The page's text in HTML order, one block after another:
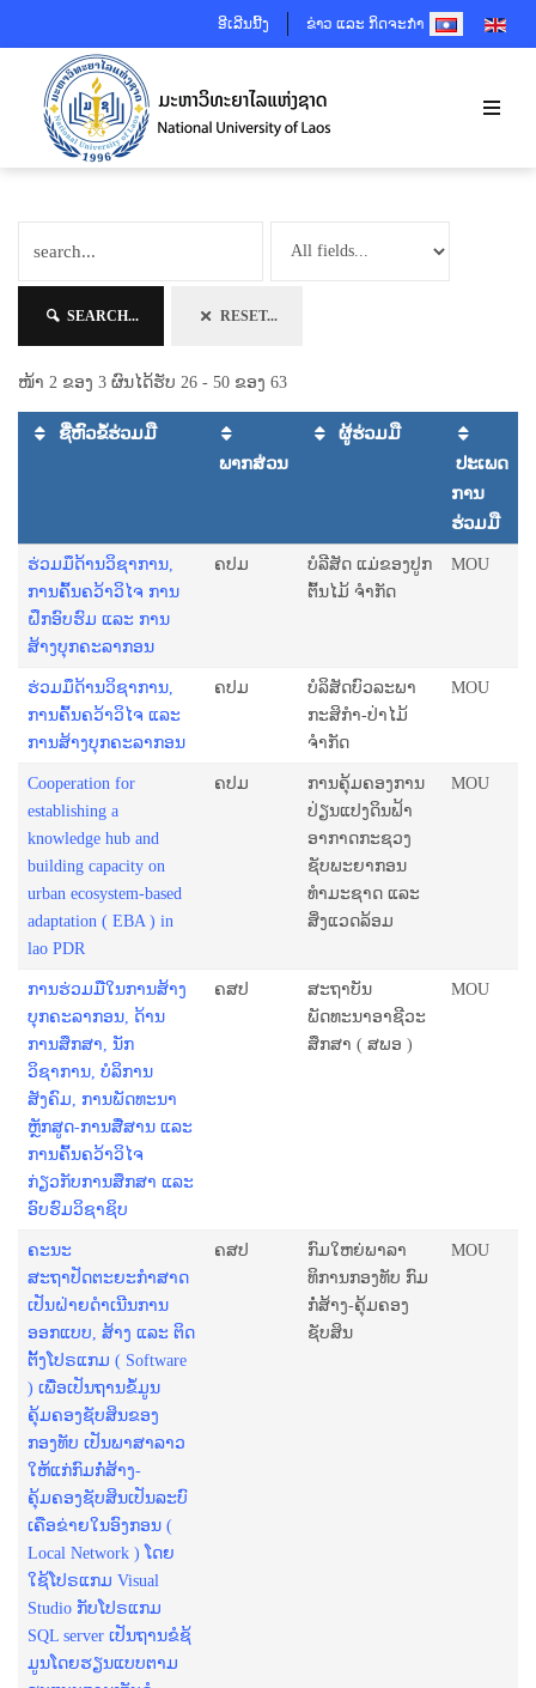
ອີເລີນນີ້ງ ຂ່າວ ແລະ ກິດຈະກຳSELECT YOUR
SEARCH... RESET...
ໜ້າ 2 ຂອງ 3 ຜົນໄດ້ຮັບ 26 - 50 ຂອງ 63
ຊື່ຫົວຂໍ້ຮ່ວມມື
ພາກສ່ວນ
ຜູ້ຮ່ວມມື
ປະເພດ
ການ
ຮ່ວມມື
ຮ່ວມມຶດ້ານວິຊາການ,
ການຄົ້ນຄວ້າວິໄຈ ການ
ຝຶກອົບຮົມ ແລະ ການ
ສ້າງບຸກຄະລາກອນ
ຄປມ
ບໍລີສັດ ແມ່ຂອງປູກ
ຕົ້ນໄມ້ ຈໍາກັດ
MOU
ຮ່ວມມຶດ້ານວິຊາການ,
ການຄົ້ນຄວ້າວິໄຈ ແລະ
ການສ້າງບຸກຄະລາກອນ
ຄປມ
ບໍລິສັດບົວລະພາ
ກະສິກຳ-ປ່າໄມ້
ຈໍາກັດ
MOU
Cooperation for
establishing a
knowledge hub and
building capacity on
urban ecosystem-based
adaptation ( EBA ) in
lao PDR
ຄປມ
ການຄຸ້ມຄອງການ
ປ່ຽນແປງດິນຟ້າ
ອາກາດກະຊວງ
ຊັບພະຍາກອນ
ທຳມະຊາດ ແລະ
ສິ່ງແວດລ້ອມ
MOU
ການຮ່ວມມືໃນການສ້າງ
ບຸກຄະລາກອນ, ດ້ານ
ການສຶກສາ, ນັກ
ວິຊາການ, ບໍລິການ
ສັງຄົມ, ການພັດທະນາ
ຫຼັກສູດ-ການສື່ສານ ແລະ
ການຄົ້ນຄວ້າວິໄຈ
ກ່ຽວກັບການສຶກສາ ແລະ
ອົບຮົມວິຊາຊິບ
ຄສປ
ສະຖາບັນ
ພັດທະນາອາຊີວະ
ສຶກສາ ( ສພອ )
MOU
ຄະນະ
ສະຖາປັດຕະຍະກຳສາດ
ເປັນຝ່າຍດຳເນີນການ
ອອກແບບ, ສ້າງ ແລະ ຕິດ
ຕັ້ງໂປຣແກມ ( Software
) ເພື່ອເປັນຖານຂໍ້ມູນ
ຄຸ້ມຄອງຊັບສິນຂອງ
ກອງທັບ ເປັນພາສາລາວ
ໃຫ້ແກ່ກົມກໍ່ສ້າງ-
ຄຸ້ມຄອງຊັບສິນເປັນລະບົ
ເຄືອຂ່າຍໃນອົງກອນ (
Local Network ) ໂດຍ
ໃຊ້ໂປຣແກມ Visual
Studio ກັບໂປຣແກມ
SQL server ເປັນຖານຂໍຊ້
ມູນໂດຍຮຽນແບບຕາມ
ຄສປ
ກົມໃຫຍ່ພາລາ
ທິການກອງທັບ ກົມ
ກໍ່ສ້າງ-ຄຸ້ມຄອງ
ຊັບສິນ
MOU